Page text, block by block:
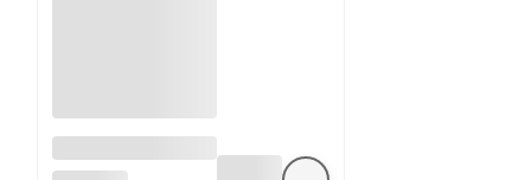
silnika krokowego